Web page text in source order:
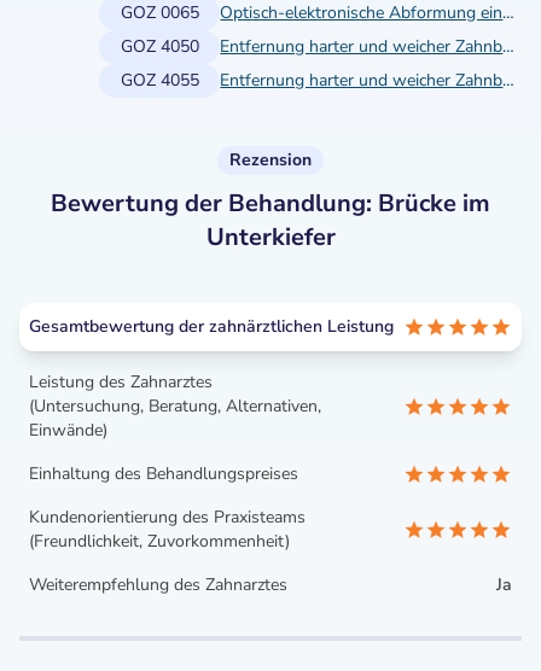
GOZ 0065
Optisch-elektronische Abformung einschließlich vorbereitender Maßnahmen, einfache digitale Bissregistrierung und Archivierung, je Kieferhälfte oder Frontzahnbereich
GOZ 4050
Entfernung harter und weicher Zahnbeläge gegebenenfalls einschließlich Polieren an einem einwurzeligen Zahn oder Implantat
GOZ 4055
Entfernung harter und weicher Zahnbeläge gegebenenfalls einschließlich Polieren an einem einwurzeligen Zahn oder Implantat
Rezension
Bewertung der Behandlung: Brücke im
Unterkiefer
Gesamtbewertung der zahnärztlichen Leistung
Leistung des Zahnarztes
(Untersuchung, Beratung, Alternativen,
Einwände)
Einhaltung des Behandlungspreises
Kundenorientierung des Praxisteams
(Freundlichkeit, Zuvorkommenheit)
Weiterempfehlung des Zahnarztes
Ja